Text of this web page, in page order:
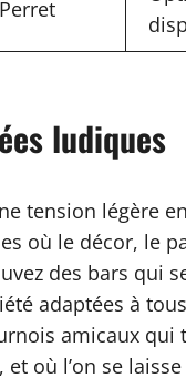
ludiques
tension légère
où le décor, le
des bars qui
adaptées à
amicaux
où l’on se